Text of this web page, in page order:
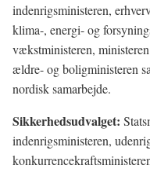
indenrigsministeren,
klima-, energi- og
vækstministeren,
ældre- og boligministeren
nordisk samarbejde.
Sikkerhedsudvalget:
indenrigsministeren,